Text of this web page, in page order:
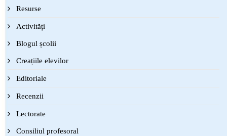
Resurse
Activități
Blogul școlii
Creațiile elevilor
Editoriale
Recenzii
Lectorate
Consiliul profesoral